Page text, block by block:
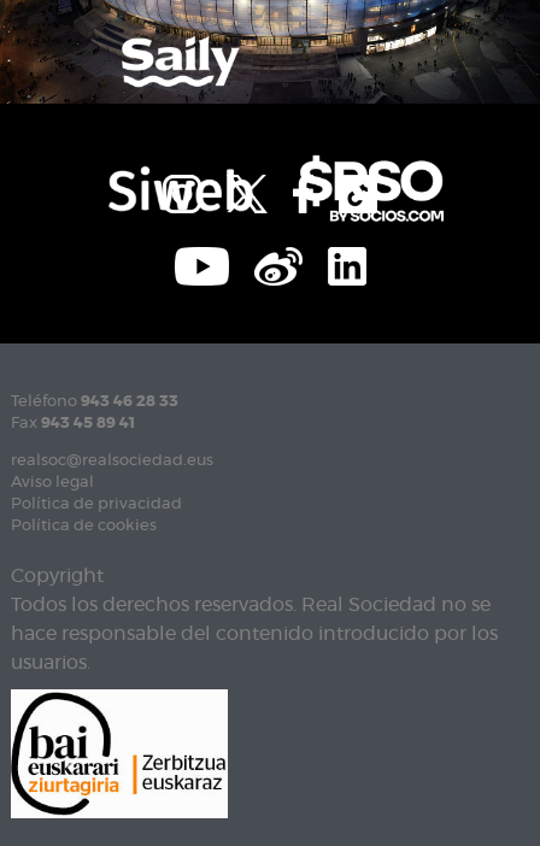
Teléfono 943 46 28 33
Fax 943 45 89 41
realsoc@realsociedad.eus
Aviso legal
Política de privacidad
Política de cookies
Copyright
Todos los derechos reservados. Real Sociedad no se
hace responsable del contenido introducido por los
usuarios.